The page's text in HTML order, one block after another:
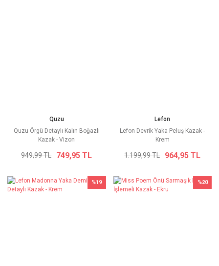
Quzu
Quzu Örgü Detaylı Kalın Boğazlı
Kazak - Vizon
949,99 TL 749,95 TL
Lefon
Lefon Devrik Yaka Peluş Kazak -
Krem
1.199,99 TL 964,95 TL
%19 %20